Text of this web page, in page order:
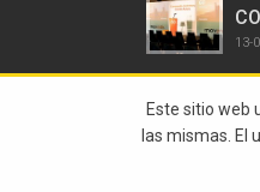
13-
Este sitio web
las mismas. El